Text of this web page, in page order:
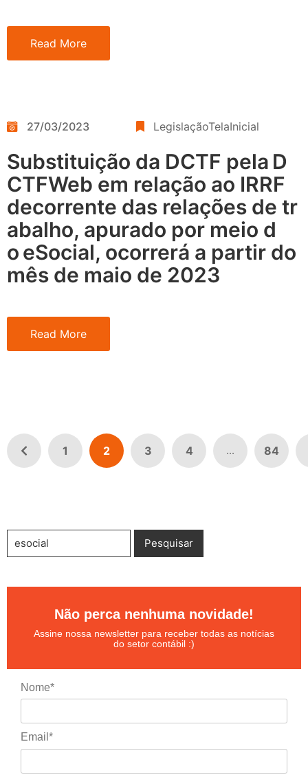
Read More
27/03/2023 LegislaçãoTelaInicial
Substituição da DCTF pela D
CTFWeb em relação ao IRRF
decorrente das relações de tr
abalho, apurado por meio d
o eSocial, ocorrerá a partir do
mês de maio de 2023
Read More
1 2 3 4 ... 84
Não perca nenhuma novidade!
Assine nossa newsletter para receber todas as notícias
do setor contábil :)
Nome*
Email*